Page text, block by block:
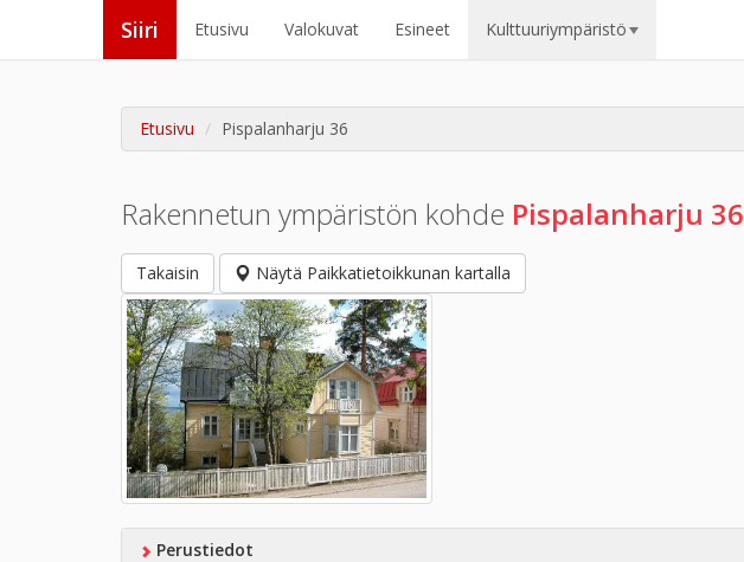
Siiri Etusivu Valokuvat Esineet Kulttuuriympäristö
Etusivu Pispalanharju 36
Rakennetun ympäristön kohde Pispalanharju 36
Takaisin Näytä Paikkatietoikkunan kartalla
Perustiedot